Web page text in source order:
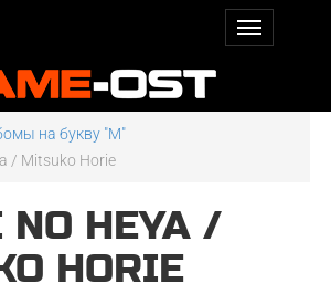
на букву "M"
/ Mitsuko Horie
NO HEYA /
HORIE